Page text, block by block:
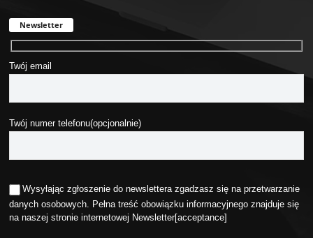
Newsletter
Twój email
Twój numer telefonu(opcjonalnie)
Wysyłając zgłoszenie do newslettera zgadzasz się na przetwarzanie
danych osobowych. Pełna treść obowiązku informacyjnego znajduje się
na naszej stronie internetowej Newsletter[acceptance]